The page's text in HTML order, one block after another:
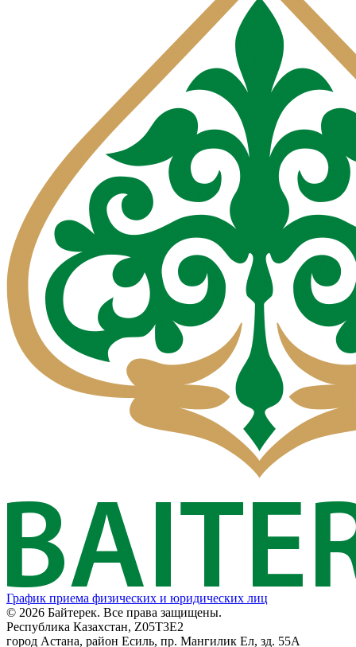
График приема физических и юридических лиц
© 2026 Байтерек. Все права защищены.
Республика Казахстан, Z05T3E2
город Астана, район Есиль, пр. Мангилик Ел, зд. 55А